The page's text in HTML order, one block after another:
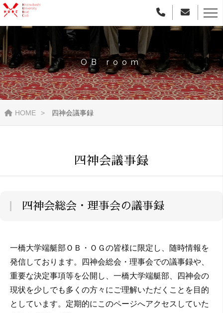
OB room
HOME 四神会議事録
四神会議事録
四神会総会・理事会の議事録
一橋大学端艇部ＯＢ・ＯＧの皆様に限定し、随時情報を
発信しております。四神会総会・理事会での議事録や、
重要な決定事項等を公開し、一橋大学端艇部、四神会の
現状を少しでも多くの方々にご理解いただくことを目的
としています。定期的にこのページへアクセスしていた